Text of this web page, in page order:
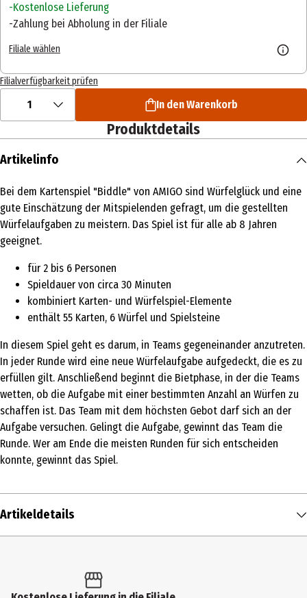
Kostenlose Lieferung
Zahlung bei Abholung in der Filiale
Filiale wählen
Filialverfügbarkeit prüfen
1 In den Warenkorb
Produktdetails
Artikelinfo
Bei dem Kartenspiel "Biddle" von AMIGO sind Würfelglück und eine
gute Einschätzung der Mitspielenden gefragt, um die gestellten
Würfelaufgaben zu meistern. Das Spiel ist für alle ab 8 Jahren
geeignet.
für 2 bis 6 Personen
Spieldauer von circa 30 Minuten
kombiniert Karten- und Würfelspiel-Elemente
enthält 55 Karten, 6 Würfel und Spielsteine
In diesem Spiel geht es darum, in Teams gegeneinander anzutreten.
In jeder Runde wird eine neue Würfelaufgabe aufgedeckt, die es zu
erfüllen gilt. Anschließend beginnt die Bietphase, in der die Teams
wetten, ob die Aufgabe mit einer bestimmten Anzahl an Würfen zu
schaffen ist. Das Team mit dem höchsten Gebot darf sich an der
Aufgabe versuchen. Gelingt die Aufgabe, gewinnt das Team die
Runde. Wer am Ende die meisten Runden für sich entscheiden
konnte, gewinnt das Spiel.
Artikeldetails